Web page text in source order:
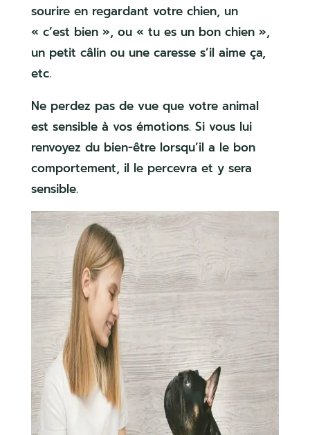
sourire en regardant votre chien, un
« c’est bien », ou « tu es un bon chien »,
un petit câlin ou une caresse s’il aime ça,
etc.
Ne perdez pas de vue que votre animal
est sensible à vos émotions. Si vous lui
renvoyez du bien-être lorsqu’il a le bon
comportement, il le percevra et y sera
sensible.